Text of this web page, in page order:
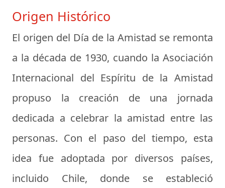
Origen Histórico
El origen del Día de la Amistad se remonta
a la década de 1930, cuando la Asociación
Internacional del Espíritu de la Amistad
propuso la creación de una jornada
dedicada a celebrar la amistad entre las
personas. Con el paso del tiempo, esta
idea fue adoptada por diversos países,
incluido Chile, donde se estableció